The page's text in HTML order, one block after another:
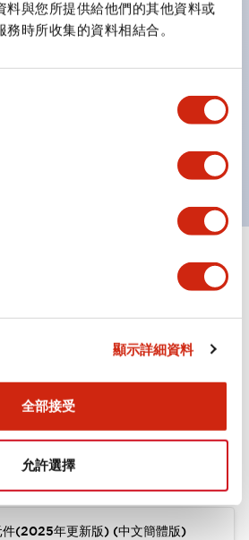
料與您所提供給他們的其他資料或
時所收集的資料相結合。
顯示詳細資料
全部接受
允許選擇
括指示燈的直連類型）
燈泡，現在可用一顆單色LED燈
認證品。（部分機種除外）
件(2025年更新版) (英文版)
1.30MB
(2025年更新版) (中文簡體版)